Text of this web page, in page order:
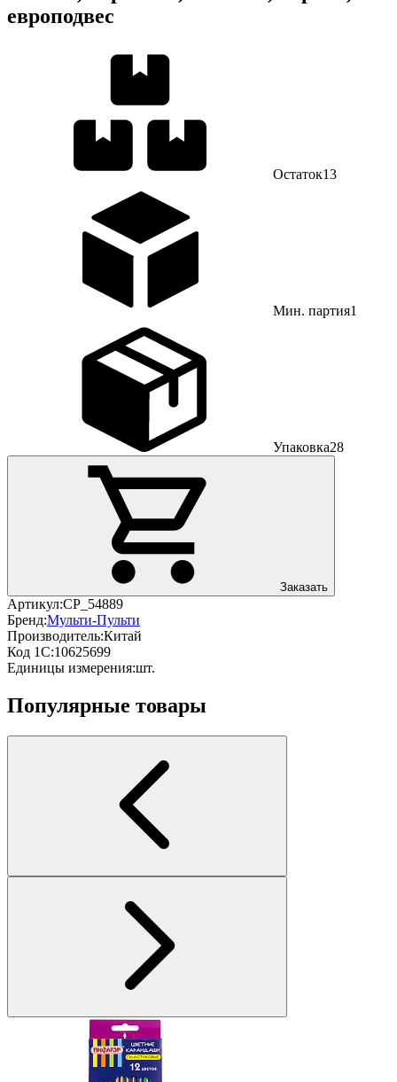
европодвес
Остаток13
Мин. партия1
Упаковка28
Заказать
Артикул:CP_54889
Бренд:Мульти-Пульти
Производитель:Китай
Код 1С:10625699
Единицы измерения:шт.
Популярные товары